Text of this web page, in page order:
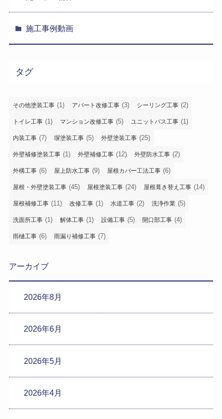
施工事例動画
タグ
その他塗装工事 (1) アパート改修工事 (3) シーリング工事 (2)
トイレ工事 (1) マンション改修工事 (5) ユニットバス工事 (1)
内装工事 (7) 塀塗装工事 (5) 外壁塗装工事 (25)
外壁補修塗装工事 (1) 外壁補修工事 (12) 外壁防水工事 (2)
外構工事 (6) 屋上防水工事 (9) 屋根カバー工法工事 (6)
屋根・外壁塗装工事 (45) 屋根塗装工事 (24) 屋根葺き替え工事 (14)
屋根補修工事 (11) 改修工事 (1) 水道工事 (2) 洗浄作業 (5)
洗面所工事 (1) 解体工事 (1) 設備工事 (5) 開口部工事 (4)
雨樋工事 (6) 雨漏り補修工事 (7)
アーカイブ
2026年8月
2026年6月
2026年5月
2026年4月